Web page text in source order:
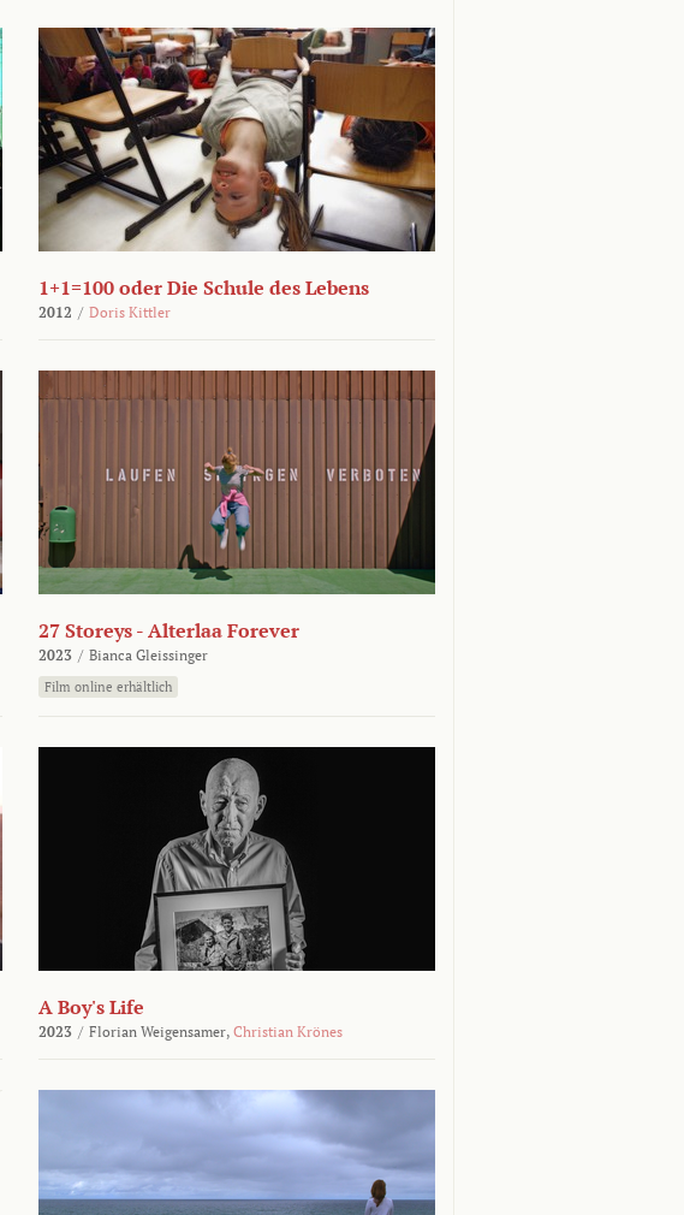
1+1=100 oder Die Schule des Lebens
2012 / Doris Kittler
27 Storeys - Alterlaa Forever
2023 / Bianca Gleissinger
Film online erhältlich
A Boy's Life
2023 / Florian Weigensamer, Christian Krönes